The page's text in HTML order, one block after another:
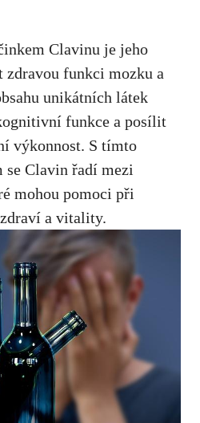
Clavinu je jeho
zdravou funkci mozku a
unikátních látek
funkce a posílit
výkonnost. S tímto
Clavin řadí mezi
mohou pomoci při
a vitality.